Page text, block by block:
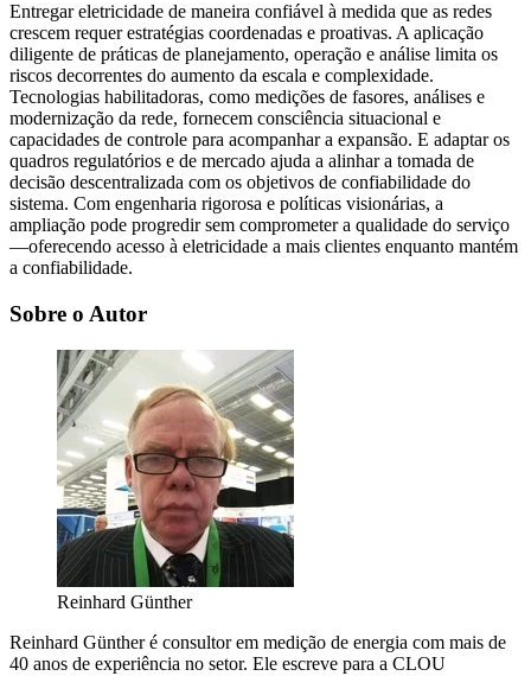
Entregar eletricidade de maneira confiável à medida que as redes
crescem requer estratégias coordenadas e proativas. A aplicação
diligente de práticas de planejamento, operação e análise limita os
riscos decorrentes do aumento da escala e complexidade.
Tecnologias habilitadoras, como medições de fasores, análises e
modernização da rede, fornecem consciência situacional e
capacidades de controle para acompanhar a expansão. E adaptar os
quadros regulatórios e de mercado ajuda a alinhar a tomada de
decisão descentralizada com os objetivos de confiabilidade do
sistema. Com engenharia rigorosa e políticas visionárias, a
ampliação pode progredir sem comprometer a qualidade do serviço
—oferecendo acesso à eletricidade a mais clientes enquanto mantém
a confiabilidade.
Sobre o Autor
Reinhard Günther
Reinhard Günther é consultor em medição de energia com mais de
40 anos de experiência no setor. Ele escreve para a CLOU